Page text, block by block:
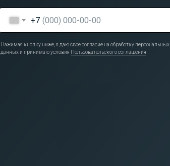
+7
Нажимая кнопку ниже, я даю свое согласие на обработку персональных
данных и принимаю условия Пользовательского соглашения